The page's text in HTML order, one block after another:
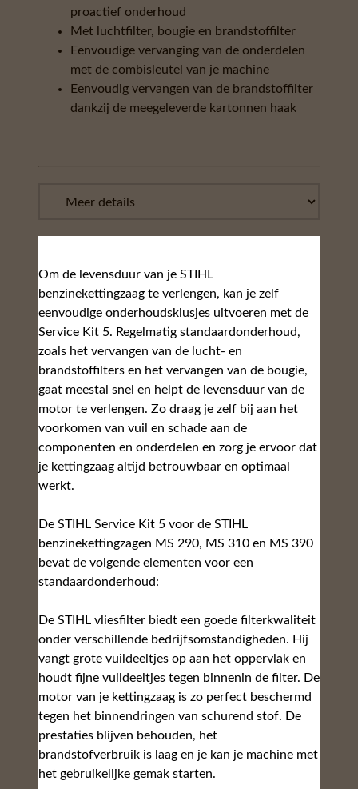
proactief onderhoud
Met luchtfilter, bougie en brandstoffilter
Eenvoudige vervanging van de onderdelen
met de combisleutel van je machine
Eenvoudig vervangen van de brandstoffilter
dankzij de meegeleverde kartonnen haak
Om de levensduur van je STIHL
benzinekettingzaag te verlengen, kan je zelf
eenvoudige onderhoudsklusjes uitvoeren met de
Service Kit 5. Regelmatig standaardonderhoud,
zoals het vervangen van de lucht- en
brandstoffilters en het vervangen van de bougie,
gaat meestal snel en helpt de levensduur van de
motor te verlengen. Zo draag je zelf bij aan het
voorkomen van vuil en schade aan de
componenten en onderdelen en zorg je ervoor dat
je kettingzaag altijd betrouwbaar en optimaal
werkt.
De STIHL Service Kit 5 voor de STIHL
benzinekettingzagen MS 290, MS 310 en MS 390
bevat de volgende elementen voor een
standaardonderhoud:
De STIHL vliesfilter biedt een goede filterkwaliteit
onder verschillende bedrijfsomstandigheden. Hij
vangt grote vuildeeltjes op aan het oppervlak en
houdt fijne vuildeeltjes tegen binnenin de filter. De
motor van je kettingzaag is zo perfect beschermd
tegen het binnendringen van schurend stof. De
prestaties blijven behouden, het
brandstofverbruik is laag en je kan je machine met
het gebruikelijke gemak starten.